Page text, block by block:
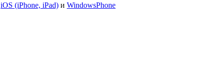
iOS (iPhone, iPad) и WindowsPhone